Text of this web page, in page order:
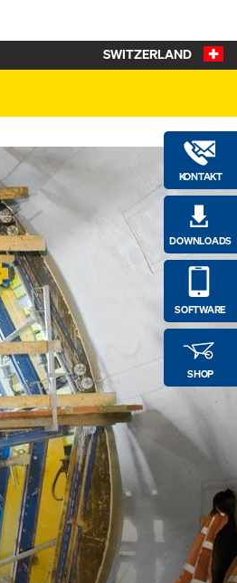
KONTAKT
DOWNLOADS
SOFTWARE
SHOP
SWITZERLAND